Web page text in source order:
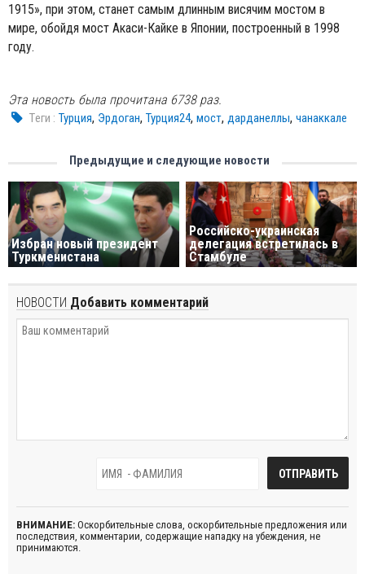
1915», при этом, станет самым длинным висячим мостом в
мире, обойдя мост Акаси-Кайке в Японии, построенный в 1998
году.
Эта новость была прочитана 6738 раз.
Tеги : Турция, Эрдоган,Турция24,мост,дарданеллы,чанаккале
Предыдущие и следующие новости
Избран новый президент
Туркменистана
Российско-украинская
делегация встретилась в
Стамбуле
НОВОСТИ Добавить комментарий
ВНИМАНИЕ: Оскорбительные слова, оскорбительные предложения или
последствия, комментарии, содержащие нападку на убеждения, не
принимаются.